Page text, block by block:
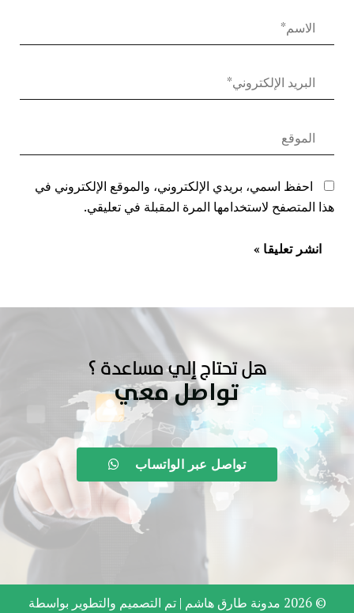
احفظ اسمي، بريدي الإلكتروني، والموقع الإلكتروني في
هذا المتصفح لاستخدامها المرة المقبلة في تعليقي.
هل تحتاج إلي مساعدة ؟
تواصل معي
تواصل عبر الواتساب
© 2026 مدونة طارق هاشم | تم التصميم والتطوير بواسطة